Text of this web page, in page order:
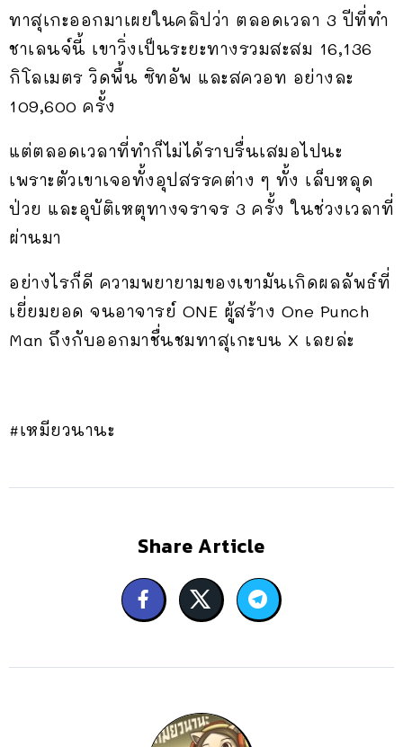
ทาสุเกะออกมาเผยในคลิปว่า ตลอดเวลา 3 ปีที่ทำ
ชาเลนจ์นี้ เขาวิ่งเป็นระยะทางรวมสะสม 16,136
กิโลเมตร วิดพื้น ซิทอัพ และสควอท อย่างละ
109,600 ครั้ง
แต่ตลอดเวลาที่ทำก็ไม่ได้ราบรื่นเสมอไปนะ
เพราะตัวเขาเจอทั้งอุปสรรคต่าง ๆ ทั้ง เล็บหลุด
ป่วย และอุบัติเหตุทางจราจร 3 ครั้ง ในช่วงเวลาที่
ผ่านมา
อย่างไรก็ดี ความพยายามของเขามันเกิดผลลัพธ์ที่
เยี่ยมยอด จนอาจารย์ ONE ผู้สร้าง One Punch
Man ถึงกับออกมาชื่นชมทาสุเกะบน X เลยล่ะ
#เหมียวนานะ
Share Article